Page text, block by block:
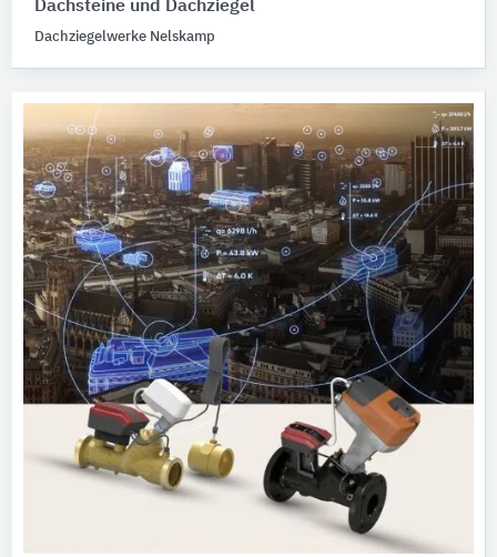
Dachsteine und Dachziegel
Dachziegelwerke Nelskamp